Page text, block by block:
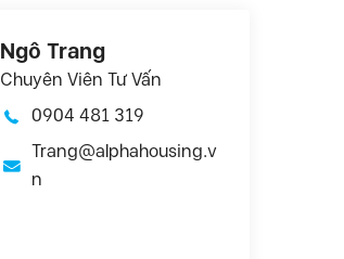
Ngô Trang
Chuyên Viên Tư Vấn
0904 481 319
Trang@alphahousing.v
n